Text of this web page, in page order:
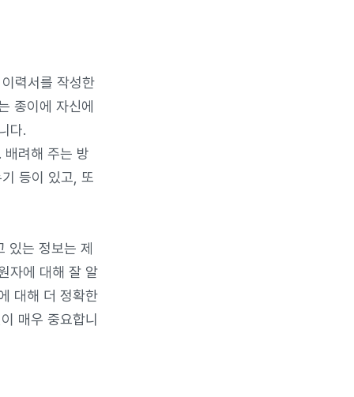
력서를 작성한
종이에 자신에
다.
배려해 주는 방
등이 있고, 또
있는 정보는 제
자에 대해 잘 알
대해 더 정확한
매우 중요합니